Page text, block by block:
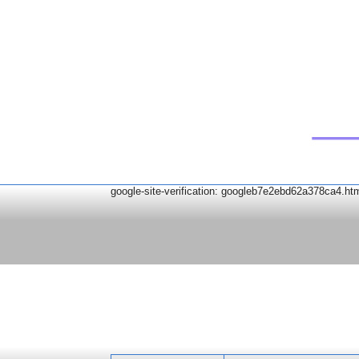
google-site-verification: